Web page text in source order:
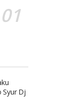
Syur Dj